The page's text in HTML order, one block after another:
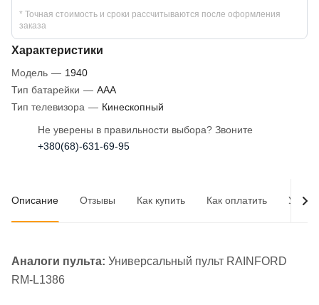
* Точная стоимость и сроки рассчитываются после оформления
заказа
Характеристики
Модель — 1940
Тип батарейки — AAA
Тип телевизора — Кинескопный
Не уверены в правильности выбора? Звоните
+380(68)-631-69-95
Описание Отзывы Как купить Как оплатить
Аналоги пульта: Универсальный пульт RAINFORD
RM-L1386